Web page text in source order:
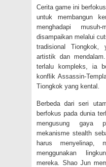
Cerita game ini
untuk membangun
menghadapi
disampaikan melalui
tradisional Tiongkok,
artistik dan
terlalu kompleks, ia
konflik Assassin-
Tiongkok yang kental.
Berbeda dari seri
berfokus pada dunia
mengusung gaya
mekanisme stealth
harus menyelinap,
menggunakan
mereka. Shao Jun